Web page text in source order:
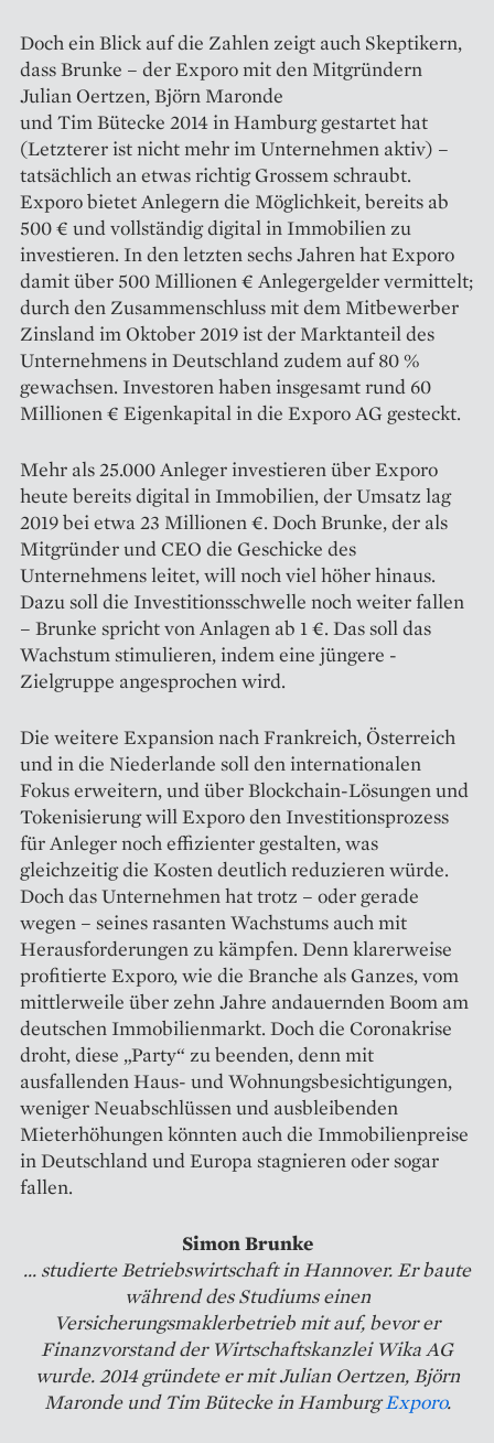
Doch ein Blick auf die Zahlen zeigt auch Skeptikern,
dass Brunke – der Exporo mit den Mitgründern
Julian Oertzen, Björn Maronde
und Tim Bütecke 2014 in Hamburg gestartet hat
(Letzterer ist nicht mehr im Unternehmen aktiv) –
tatsächlich an etwas richtig Grossem schraubt.
Exporo bietet Anlegern die Möglichkeit, bereits ab
500 € und vollständig digital in Immobilien zu
investieren. In den letzten sechs Jahren hat Exporo
damit über 500 Millionen € Anlegergelder vermittelt;
durch den Zusammenschluss mit dem Mit­bewerber
Zinsland im Oktober 2019 ist der Marktanteil des
Unternehmens in Deutschland zudem auf 80 %
gewachsen. Investoren haben insgesamt rund 60
Millionen € ­Eigenkapital in die Exporo AG gesteckt.
Mehr als 25.000 Anleger investieren über Exporo
heute bereits digital in Immobilien, der Umsatz lag
2019 bei etwa 23 Millionen €. Doch Brunke, der als
Mitgründer und CEO die Geschicke des
Unternehmens leitet, will noch viel höher hinaus.
Dazu soll die Investitionsschwelle noch weiter fallen
– Brunke spricht von ­Anlagen ab 1 €. Das soll das
Wachstum sti­mulieren, indem eine jüngere ­
Zielgruppe angesprochen wird.
Die weitere Expansion nach Frankreich, Österreich
und in die Niederlande soll den internationalen
Fokus erweitern, und über Blockchain-Lösungen und
Tokenisierung will Exporo den Investitionsprozess
für Anleger noch effizienter gestalten, was
gleichzeitig die Kosten deutlich reduzieren würde.
Doch das Unternehmen hat trotz – oder gerade
wegen – seines rasanten Wachstums auch mit
Herausforderungen zu kämpfen. Denn klarerweise
profitierte Exporo, wie die Branche als Ganzes, vom
mittlerweile über zehn Jahre andauernden Boom am
deutschen Immobilienmarkt. Doch die Coronakrise
droht, diese „Party“ zu beenden, denn mit
ausfallenden Haus- und Wohnungsbesichtigungen,
weniger Neuabschlüssen und ­ausbleibenden
Mieterhöhungen könnten auch die Immobilienpreise
in Deutschland und Europa stagnieren oder sogar
fallen.
Simon Brunke
... studierte Betriebs­wirtschaft in Hannover. Er baute
während des Studiums einen
Versicherungsmaklerbetrieb mit auf, bevor er
Finanzvorstand der Wirtschaftskanzlei Wika AG
wurde. 2014 gründete er mit Julian Oertzen, Björn
Maronde und Tim Bütecke in HamburgExporo.